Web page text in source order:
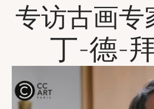
专访古画专
丁-德-